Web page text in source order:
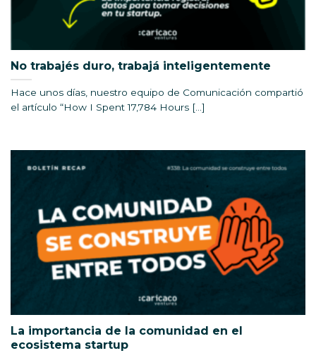
No trabajés duro, trabajá inteligentemente
Hace unos días, nuestro equipo de Comunicación compartió
el artículo “How I Spent 17,784 Hours [...]
La importancia de la comunidad en el
ecosistema startup